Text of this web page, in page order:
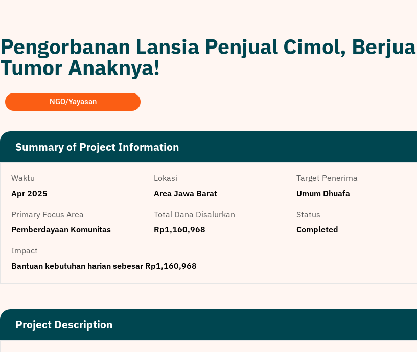
Pengorbanan Lansia Penjual Cimol,
Tumor Anaknya!
NGO/Yayasan
Summary of Project Information
Waktu
Apr 2025
Lokasi
Area Jawa Barat
Target Penerima
Umum Dhuafa
Primary Focus Area
Pemberdayaan Komunitas
Total Dana Disalurkan
Rp1,160,968
Status
Completed
Impact
Bantuan kebutuhan harian sebesar Rp1,160,968
Project Description